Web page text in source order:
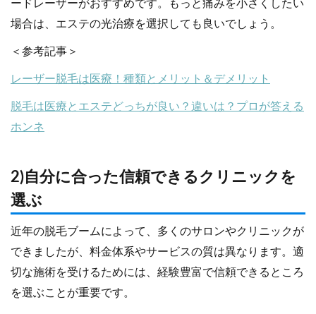
ードレーザーがおすすめです。もっと痛みを小さくしたい
場合は、エステの光治療を選択しても良いでしょう。
＜参考記事＞
レーザー脱毛は医療！種類とメリット＆デメリット
脱毛は医療とエステどっちが良い？違いは？プロが答える
ホンネ
2)自分に合った信頼できるクリニックを
選ぶ
近年の脱毛ブームによって、多くのサロンやクリニックが
できましたが、料金体系やサービスの質は異なります。適
切な施術を受けるためには、経験豊富で信頼できるところ
を選ぶことが重要です。